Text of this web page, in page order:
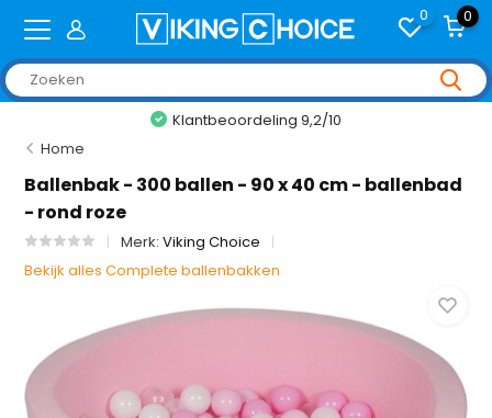
0 0
Klantbeoordeling 9,2/10
Home
Ballenbak - 300 ballen - 90 x 40 cm - ballenbad
- rond roze
Merk:Viking Choice
Bekijk alles Complete ballenbakken